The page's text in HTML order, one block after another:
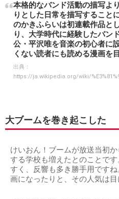
本格的なバンド活動の描写よ
りとした日常を描写すること
のかきふらいは初連載作品と
り、大学時代に経験したバン
公・平沢唯を音楽の初心者に
くない読者にも読める漫画を
出典：
https://ja.wikipedia.org/wiki/
大ブームを巻き起こした
けいおん！ブームが放送当初
する学校も増えたとのことで
すく、反響も多き勝手用です
画になったりと、その人気は目